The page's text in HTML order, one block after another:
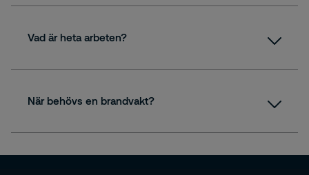
Vad är heta arbeten?
När behövs en brandvakt?